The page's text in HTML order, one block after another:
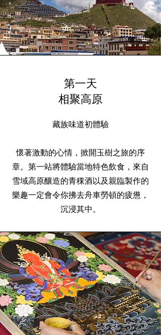
第一天
相聚高原
藏族味道初體驗
懷著激動的心情，掀開玉樹之旅的序
章。第一站將體驗當地特色飲食，來自
雪域高原釀造的青稞酒以及親臨製作的
樂趣一定會令你拂去舟車勞頓的疲憊，
沉浸其中。